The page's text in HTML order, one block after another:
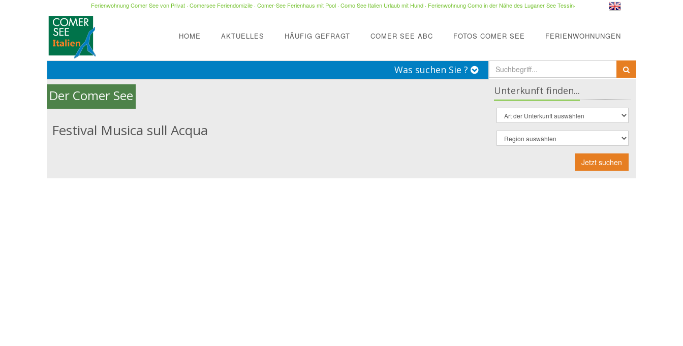
Ferienwohnung Comer See von Privat· Comersee Feriendomizile· Comer-See Ferienhaus mit Pool· Como See Italien Urlaub mit Hund· Ferienwohnung Como in der Nähe des Luganer See Tessin·
HOME AKTUELLES HÄUFIG GEFRAGT COMER SEE ABC FOTOS COMER SEE FERIENWOHNUNGEN
Was suchen Sie ?
Der Comer See
Festival Musica sull Acqua
Unterkunft finden...
Jetzt suchen